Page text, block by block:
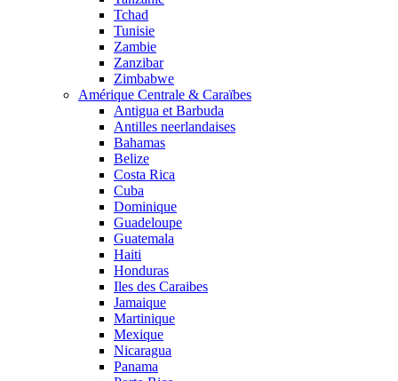
Tchad
Tunisie
Zambie
Zanzibar
Zimbabwe
Amérique Centrale & Caraïbes
Antigua et Barbuda
Antilles neerlandaises
Bahamas
Belize
Costa Rica
Cuba
Dominique
Guadeloupe
Guatemala
Haiti
Honduras
Iles des Caraibes
Jamaique
Martinique
Mexique
Nicaragua
Panama